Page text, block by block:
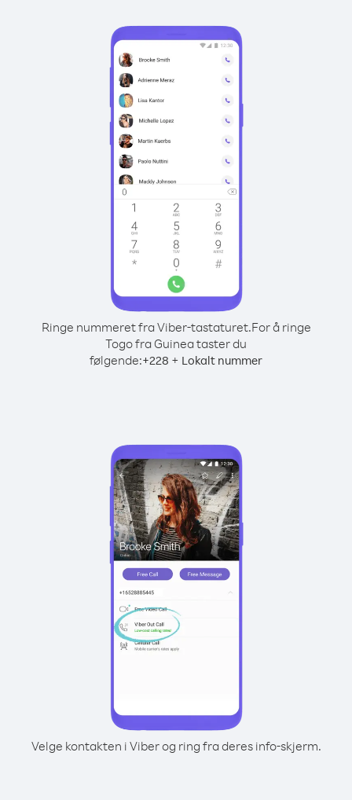
Ringe nummeret fra Viber-tastaturet.For å ringe
Togo fra Guinea taster du
følgende:+228 + Lokalt nummer
Velge kontakten i Viber og ring fra deres info-skjerm.